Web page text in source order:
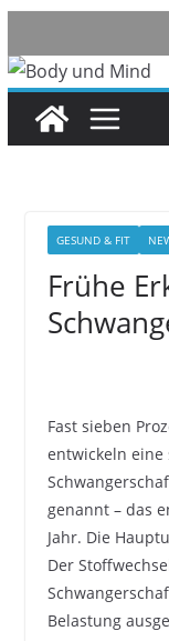
to
content
GESUND & FIT
Frühe
Fast sieben
entwickeln eine
genannt – das
Jahr. Die
Der
Belastung